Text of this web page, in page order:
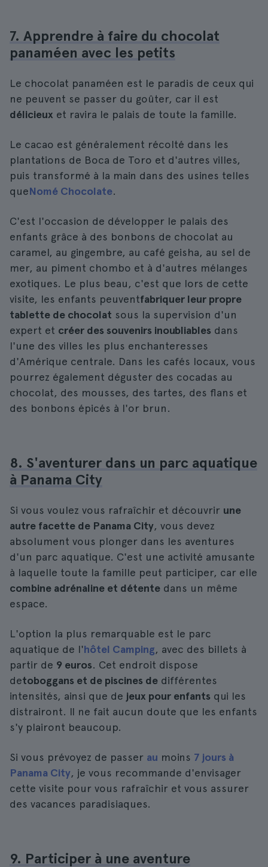
7. Apprendre à faire du chocolat
panaméen avec les petits
Le chocolat panaméen est le paradis de ceux qui
ne peuvent se passer du goûter, car il est
délicieux et ravira le palais de toute la famille.
Le cacao est généralement récolté dans les
plantations de Boca de Toro et d'autres villes,
puis transformé à la main dans des usines telles
queNomé Chocolate.
C'est l'occasion de développer le palais des
enfants grâce à des bonbons de chocolat au
caramel, au gingembre, au café geisha, au sel de
mer, au piment chombo et à d'autres mélanges
exotiques. Le plus beau, c'est que lors de cette
visite, les enfants peuventfabriquer leur propre
tablette de chocolat sous la supervision d'un
expert et créer des souvenirs inoubliables dans
l'une des villes les plus enchanteresses
d'Amérique centrale. Dans les cafés locaux, vous
pourrez également déguster des cocadas au
chocolat, des mousses, des tartes, des flans et
des bonbons épicés à l'or brun.
8. S'aventurer dans un parc aquatique
à Panama City
Si vous voulez vous rafraîchir et découvrir une
autre facette de Panama City, vous devez
absolument vous plonger dans les aventures
d'un parc aquatique. C'est une activité amusante
à laquelle toute la famille peut participer, car elle
combine adrénaline et détente dans un même
espace.
L'option la plus remarquable est le parc
aquatique de l'hôtel Camping, avec des billets à
partir de 9 euros. Cet endroit dispose
detoboggans et de piscines de différentes
intensités, ainsi que de jeux pour enfants qui les
distrairont. Il ne fait aucun doute que les enfants
s'y plairont beaucoup.
Si vous prévoyez de passer au moins 7 jours à
Panama City, je vous recommande d'envisager
cette visite pour vous rafraîchir et vous assurer
des vacances paradisiaques.
9. Participer à une aventure